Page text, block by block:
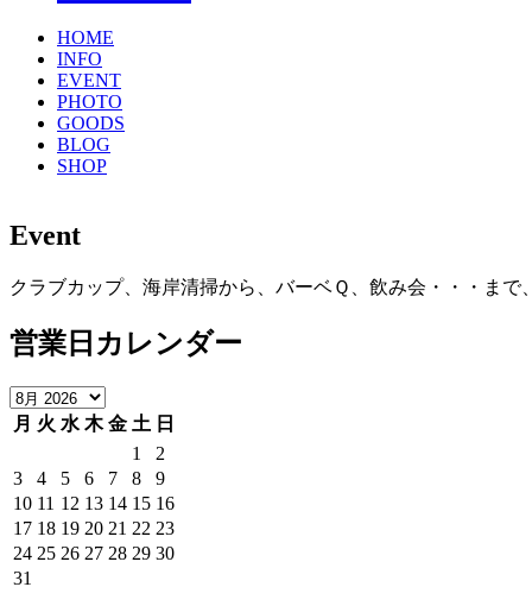
HOME
INFO
EVENT
PHOTO
GOODS
BLOG
SHOP
Event
クラブカップ、海岸清掃から、バーベＱ、飲み会・・・ま
営業日カレンダー
月 火 水 木 金 土 日
1
2
3
4 5 6 7 8
9
10 11 12 13 14 15 16
17 18 19 20 21 22 23
24 25 26 27 28 29 30
31